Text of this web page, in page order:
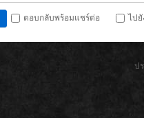
ตอบกลับพร้อมแชร์ต่อ ไป
ป